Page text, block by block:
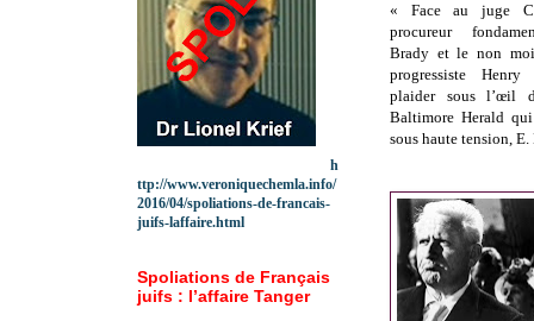
« Face au juge
procureur
Brady et le non
progressiste
plaider sous l’œil
Baltimore Herald
sous haute tension,
h
ttp://www.veroniquechemla.info/
2016/04/spoliations-de-francais-
juifs-laffaire.html
Spoliations de Français
juifs : l’affaire Tanger